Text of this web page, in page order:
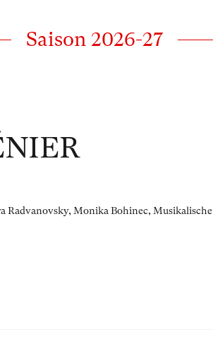
Saison 2026-27
Radvanovsky, Monika Bohinec, Musikalische